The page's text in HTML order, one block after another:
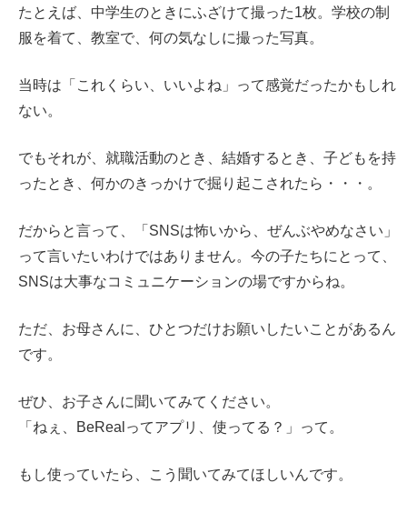
たとえば、中学生のときにふざけて撮った1枚。学校の制
服を着て、教室で、何の気なしに撮った写真。
当時は「これくらい、いいよね」って感覚だったかもしれ
ない。
でもそれが、就職活動のとき、結婚するとき、子どもを持
ったとき、何かのきっかけで掘り起こされたら・・・。
だからと言って、「SNSは怖いから、ぜんぶやめなさい」
って言いたいわけではありません。今の子たちにとって、
SNSは大事なコミュニケーションの場ですからね。
ただ、お母さんに、ひとつだけお願いしたいことがあるん
です。
ぜひ、お子さんに聞いてみてください。
「ねぇ、BeRealってアプリ、使ってる？」って。
もし使っていたら、こう聞いてみてほしいんです。